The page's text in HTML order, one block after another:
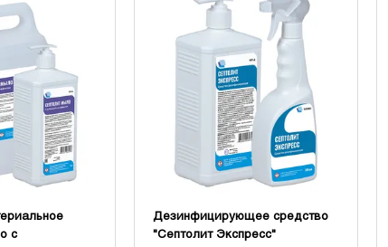
с
Дезинфицирующее средство
"Септолит Экспресс"